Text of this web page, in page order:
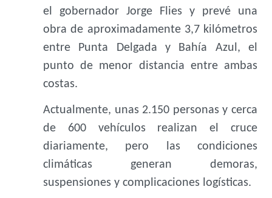
el gobernador Jorge Flies y prevé una
obra de aproximadamente 3,7 kilómetros
entre Punta Delgada y Bahía Azul, el
punto de menor distancia entre ambas
costas.
Actualmente, unas 2.150 personas y cerca
de 600 vehículos realizan el cruce
diariamente, pero las condiciones
climáticas generan demoras,
suspensiones y complicaciones logísticas.